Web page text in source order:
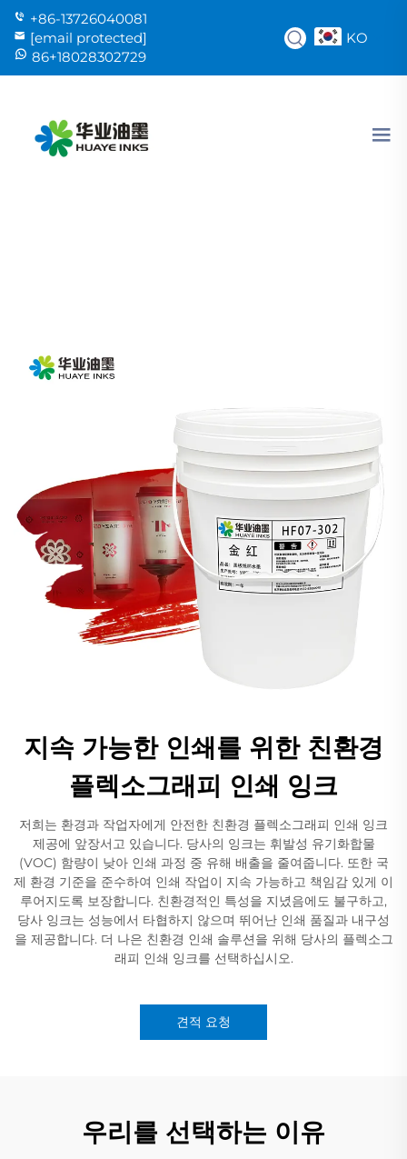
+86-13726040081
[email protected]
86+18028302729
KO
지속 가능한 인쇄를 위한 친환경
플렉소그래피 인쇄 잉크
저희는 환경과 작업자에게 안전한 친환경 플렉소그래피 인쇄 잉크
제공에 앞장서고 있습니다. 당사의 잉크는 휘발성 유기화합물
(VOC) 함량이 낮아 인쇄 과정 중 유해 배출을 줄여줍니다. 또한 국
제 환경 기준을 준수하여 인쇄 작업이 지속 가능하고 책임감 있게 이
루어지도록 보장합니다. 친환경적인 특성을 지녔음에도 불구하고,
당사 잉크는 성능에서 타협하지 않으며 뛰어난 인쇄 품질과 내구성
을 제공합니다. 더 나은 친환경 인쇄 솔루션을 위해 당사의 플렉소그
래피 인쇄 잉크를 선택하십시오.
견적 요청
우리를 선택하는 이유